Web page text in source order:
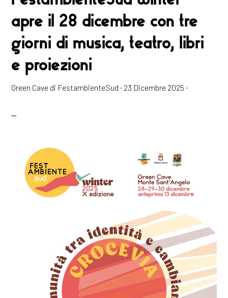
apre il 28 dicembre con tre
giorni di musica, teatro, libri
e proiezioni
Green Cave di FestambienteSud · 23 Dicembre 2025 ·